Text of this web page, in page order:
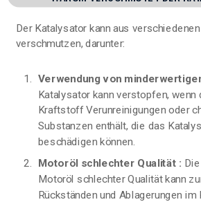
Der Katalysator kann aus verschiedenen
verschmutzen, darunter:
Verwendung von
Katalysator kann verstopfen, wenn
Kraftstoff Verunreinigungen oder
Substanzen enthält, die das
beschädigen können.
Motoröl schlechter Qualität :
Motoröl schlechter Qualität kann
Rückständen und Ablagerungen im